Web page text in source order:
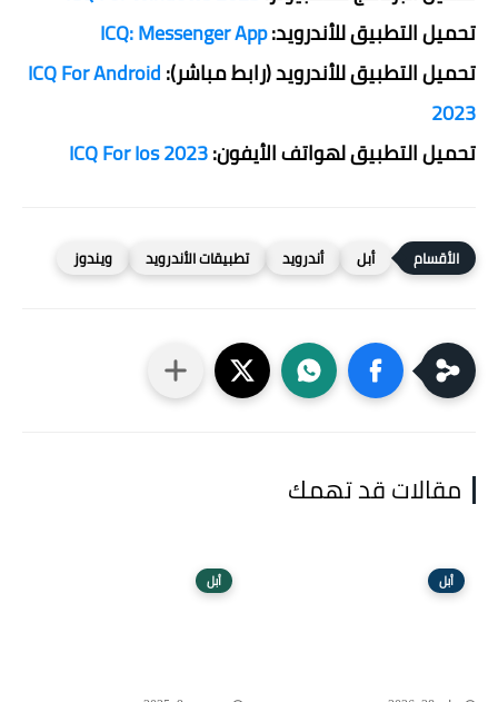
تحميل التطبيق للأندرويد:ICQ: Messenger App
تحميل التطبيق للأندرويد (رابط مباشر):ICQ For Android
2023
تحميل التطبيق لهواتف الأيفون:ICQ For Ios 2023
أبل أندرويد تطبيقات الأندرويد ويندوز
مقالات قد تهمك
أبل أبل